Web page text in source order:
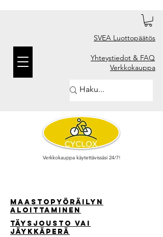
SVEA Luottopäätös
Yhteystiedot & FAQ
Verkkokauppa
Verkkokauppa käytettävissäsi 24/7!
Maastopyöräilyn
aloittaminen
täysjousto vai
jäykkäperä